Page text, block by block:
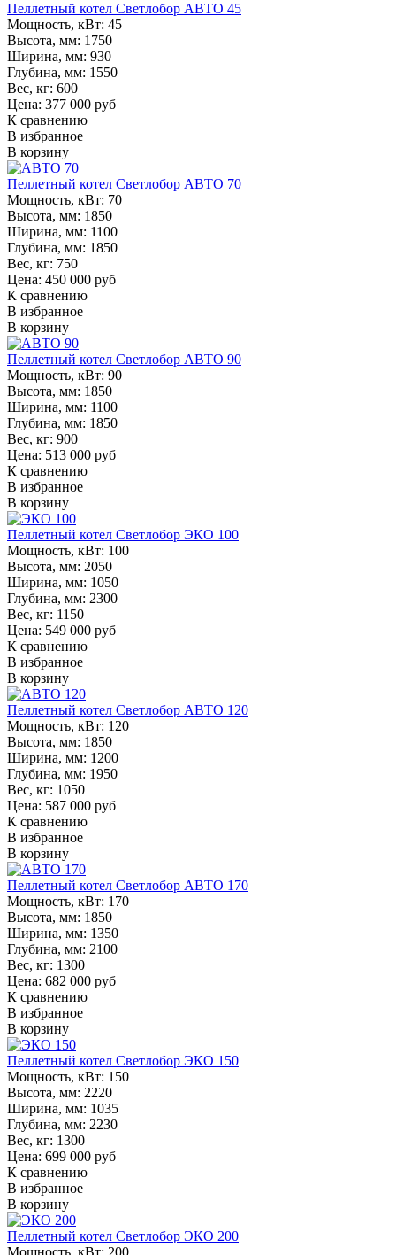
Пеллетный котел Светлобор АВТО 45
Мощность, кВт: 45
Высота, мм: 1750
Ширина, мм: 930
Глубина, мм: 1550
Вес, кг: 600
Цена: 377 000 руб
К сравнению
В избранное
В корзину
Пеллетный котел Светлобор АВТО 70
Мощность, кВт: 70
Высота, мм: 1850
Ширина, мм: 1100
Глубина, мм: 1850
Вес, кг: 750
Цена: 450 000 руб
К сравнению
В избранное
В корзину
Пеллетный котел Светлобор АВТО 90
Мощность, кВт: 90
Высота, мм: 1850
Ширина, мм: 1100
Глубина, мм: 1850
Вес, кг: 900
Цена: 513 000 руб
К сравнению
В избранное
В корзину
Пеллетный котел Светлобор ЭКО 100
Мощность, кВт: 100
Высота, мм: 2050
Ширина, мм: 1050
Глубина, мм: 2300
Вес, кг: 1150
Цена: 549 000 руб
К сравнению
В избранное
В корзину
Пеллетный котел Светлобор АВТО 120
Мощность, кВт: 120
Высота, мм: 1850
Ширина, мм: 1200
Глубина, мм: 1950
Вес, кг: 1050
Цена: 587 000 руб
К сравнению
В избранное
В корзину
Пеллетный котел Светлобор АВТО 170
Мощность, кВт: 170
Высота, мм: 1850
Ширина, мм: 1350
Глубина, мм: 2100
Вес, кг: 1300
Цена: 682 000 руб
К сравнению
В избранное
В корзину
Пеллетный котел Светлобор ЭКО 150
Мощность, кВт: 150
Высота, мм: 2220
Ширина, мм: 1035
Глубина, мм: 2230
Вес, кг: 1300
Цена: 699 000 руб
К сравнению
В избранное
В корзину
Пеллетный котел Светлобор ЭКО 200